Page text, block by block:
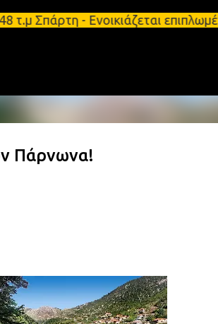
Μετάβαση στο κύριο
- Ενοικιάζεται
Πάρνωνα!